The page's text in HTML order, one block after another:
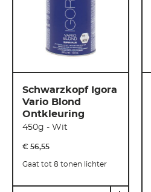
Schwarzkopf Igora
Vario Blond
Ontkleuring
450g - Wit
€ 56,55
Gaat tot 8 tonen lichter